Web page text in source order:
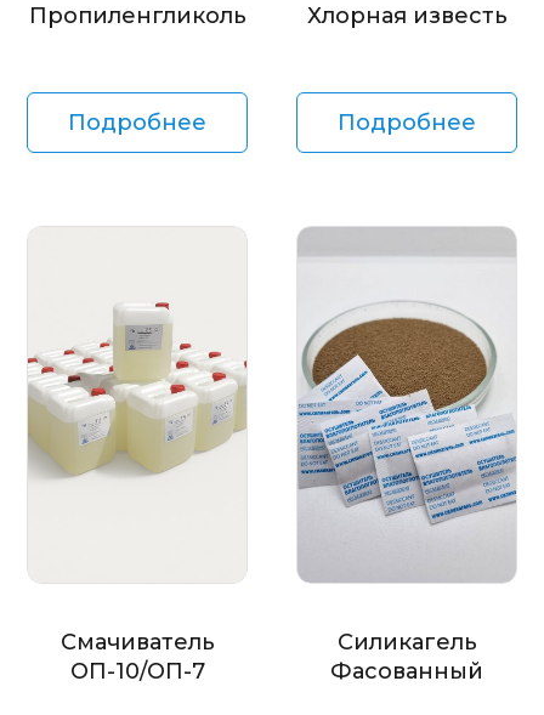
Пропиленгликоль
Подробнее
Хлорная известь
Подробнее
Смачиватель
ОП-10/ОП-7
Силикагель
Фасованный